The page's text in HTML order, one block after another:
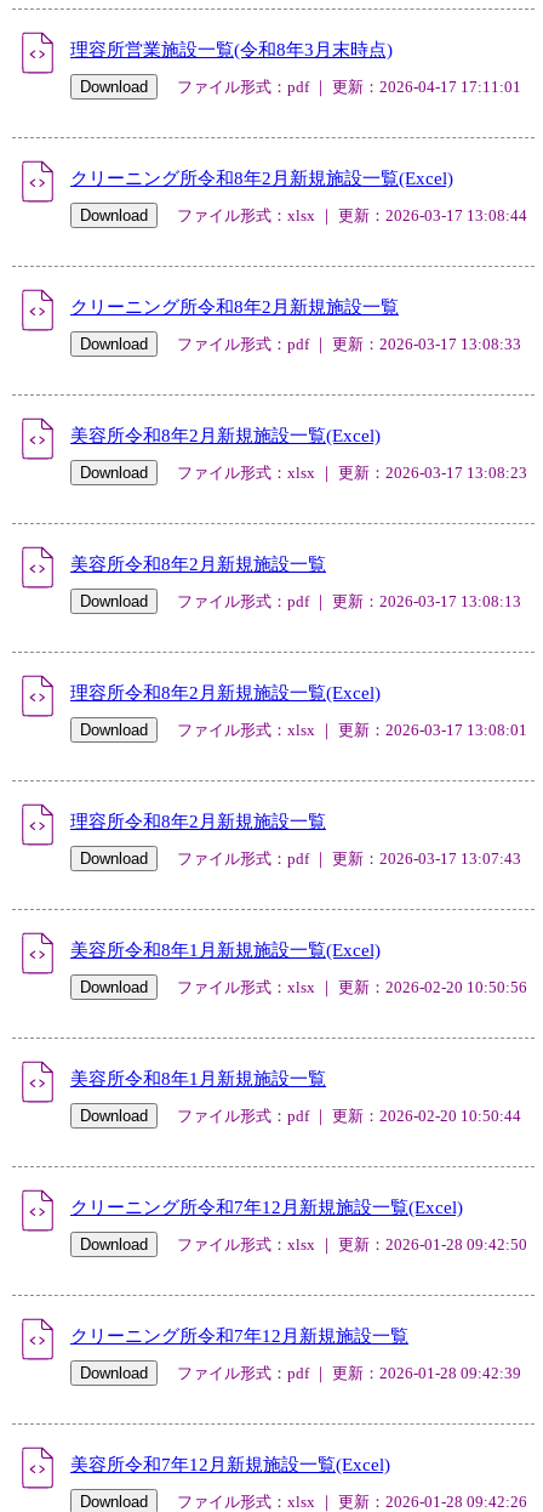
理容所営業施設一覧(令和8年3月末時点)
ファイル形式：pdf ｜ 更新：2026-04-17 17:11:01
クリーニング所令和8年2月新規施設一覧(Excel)
ファイル形式：xlsx ｜ 更新：2026-03-17 13:08:44
クリーニング所令和8年2月新規施設一覧
ファイル形式：pdf ｜ 更新：2026-03-17 13:08:33
美容所令和8年2月新規施設一覧(Excel)
ファイル形式：xlsx ｜ 更新：2026-03-17 13:08:23
美容所令和8年2月新規施設一覧
ファイル形式：pdf ｜ 更新：2026-03-17 13:08:13
理容所令和8年2月新規施設一覧(Excel)
ファイル形式：xlsx ｜ 更新：2026-03-17 13:08:01
理容所令和8年2月新規施設一覧
ファイル形式：pdf ｜ 更新：2026-03-17 13:07:43
美容所令和8年1月新規施設一覧(Excel)
ファイル形式：xlsx ｜ 更新：2026-02-20 10:50:56
美容所令和8年1月新規施設一覧
ファイル形式：pdf ｜ 更新：2026-02-20 10:50:44
クリーニング所令和7年12月新規施設一覧(Excel)
ファイル形式：xlsx ｜ 更新：2026-01-28 09:42:50
クリーニング所令和7年12月新規施設一覧
ファイル形式：pdf ｜ 更新：2026-01-28 09:42:39
美容所令和7年12月新規施設一覧(Excel)
ファイル形式：xlsx ｜ 更新：2026-01-28 09:42:26